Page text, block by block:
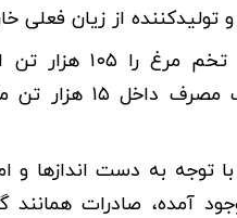
از زیان فعلی
وی تولید ماهانه تخم
افزود: با احتساب مصرف
توجه به دست اندازها و
آمده، صادرات همانند